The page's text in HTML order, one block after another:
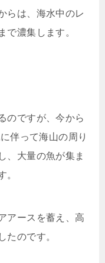
らは、海水中のレ
で濃集します。
のですが、今から
伴って海山の周り
、大量の魚が集ま
。
アースを蓄え、高
たのです。